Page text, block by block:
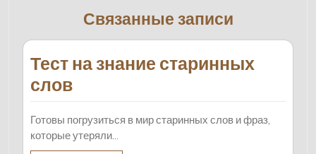
Связанные записи
Тест на знание старинных
слов
Готовы погрузиться в мир старинных слов и фраз,
которые утеряли…